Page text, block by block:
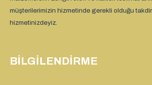
müşterilerimizin hizmetinde gerekli olduğu
hizmetinizdeyiz.
BILGILENDIRME